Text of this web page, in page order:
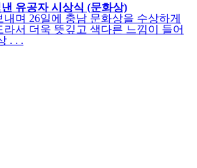
유공자 시상식 (문화상)
내며 26일에 충남 문화상을 수상하게
서 더욱 뜻깊고 색다른 느낌이 들어
. . .